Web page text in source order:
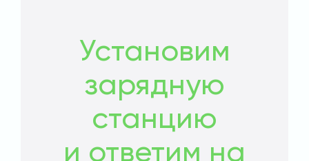
Установим
зарядную
станцию
и ответим на